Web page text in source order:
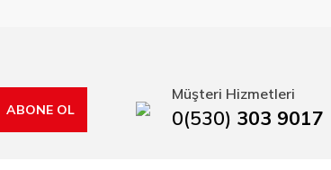
kesiciler, çektirme, kablo makası, pürmüz, lazerli mesafe
ABONE OL
Müşteri Hizmetleri
0(530) 303 9017